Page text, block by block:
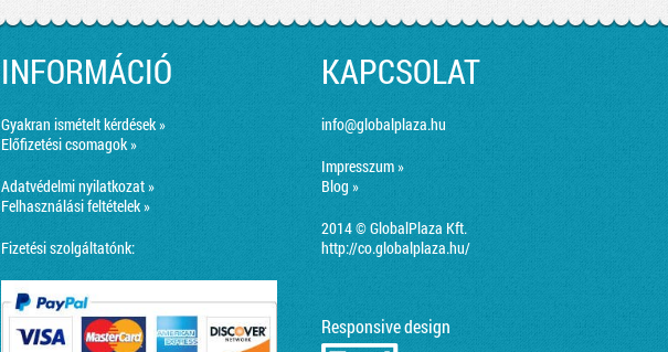
INFORMÁCIÓ
Gyakran ismételt kérdések »
Előfizetési csomagok »
Adatvédelmi nyilatkozat »
Felhasználási feltételek »
Fizetési szolgáltatónk:
KAPCSOLAT
info@globalplaza.hu
Impresszum »
Blog »
2014 © GlobalPlaza Kft.
http://co.globalplaza.hu/
Responsive design